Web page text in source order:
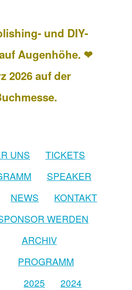
und DIY-
Augenhöhe. ❤
2026 auf der
UNS
TICKETS
SPEAKER
NEWS
KONTAKT
WERDEN
ARCHIV
PROGRAMM
2025
2024